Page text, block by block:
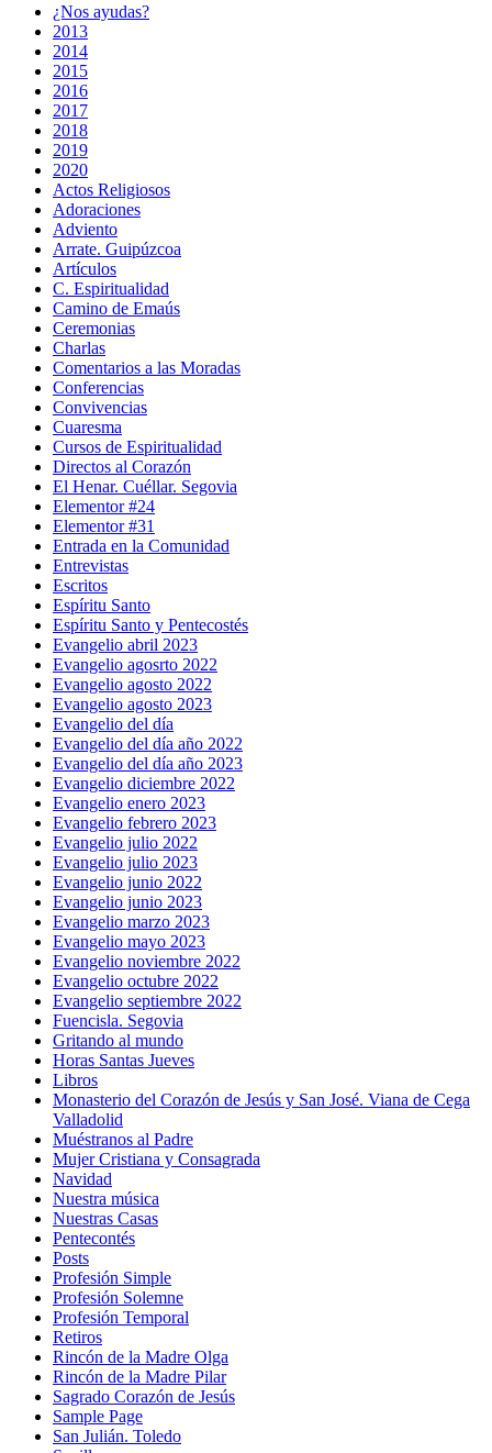
¿Nos ayudas?
2013
2014
2015
2016
2017
2018
2019
2020
Actos Religiosos
Adoraciones
Adviento
Arrate. Guipúzcoa
Artículos
C. Espiritualidad
Camino de Emaús
Ceremonias
Charlas
Comentarios a las Moradas
Conferencias
Convivencias
Cuaresma
Cursos de Espiritualidad
Directos al Corazón
El Henar. Cuéllar. Segovia
Elementor #24
Elementor #31
Entrada en la Comunidad
Entrevistas
Escritos
Espíritu Santo
Espíritu Santo y Pentecostés
Evangelio abril 2023
Evangelio agosrto 2022
Evangelio agosto 2022
Evangelio agosto 2023
Evangelio del día
Evangelio del día año 2022
Evangelio del día año 2023
Evangelio diciembre 2022
Evangelio enero 2023
Evangelio febrero 2023
Evangelio julio 2022
Evangelio julio 2023
Evangelio junio 2022
Evangelio junio 2023
Evangelio marzo 2023
Evangelio mayo 2023
Evangelio noviembre 2022
Evangelio octubre 2022
Evangelio septiembre 2022
Fuencisla. Segovia
Gritando al mundo
Horas Santas Jueves
Libros
Monasterio del Corazón de Jesús y San José. Viana de Cega
Valladolid
Muéstranos al Padre
Mujer Cristiana y Consagrada
Navidad
Nuestra música
Nuestras Casas
Pentecontés
Posts
Profesión Simple
Profesión Solemne
Profesión Temporal
Retiros
Rincón de la Madre Olga
Rincón de la Madre Pilar
Sagrado Corazón de Jesús
Sample Page
San Julián. Toledo